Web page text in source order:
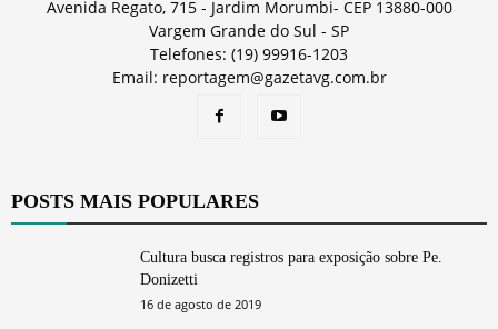
Avenida Regato, 715 - Jardim Morumbi- CEP 13880-000
Vargem Grande do Sul - SP
Telefones: (19) 99916-1203
Email: reportagem@gazetavg.com.br
POSTS MAIS POPULARES
Cultura busca registros para exposição sobre Pe.
Donizetti
16 de agosto de 2019